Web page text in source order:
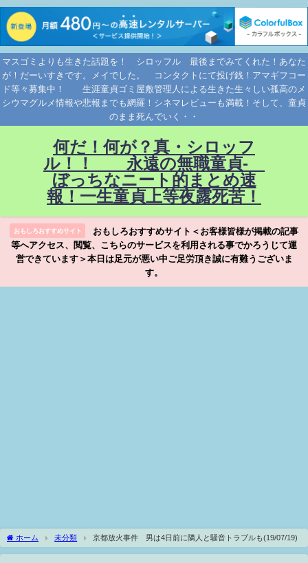
マスゴミよりも生きた話題を！ シロッフル 最後までみてくれた！あなた
が！だーいすきです。メイでした。 コンタクトにて投げ銭！アマギフコー
ド等々募集中！ 生涯童貞ゴミ屋敷管理人による生きた生々しい孤高のメ
シウマグルメ情報や悲報までも網羅！シネマレビューも満載！そして、童貞
のまま死んでいく・・
何だ！何が？真・シロッフ
ル！！ 永遠の無職童貞-
ぼっちなニート的まとめ速
報！一生童貞上等夜露死苦！
おもしろおすすめサイト
おもしろおすすめサイト＜お客様皆様が掲載の記事
等へアクセス、閲覧、こちらのサービスを利用される事でかろうじて運
営できています＞本日は足元が悪い中ご足労頂き誠に有難うございま
す。
ホーム 未分類 京都放火事件 男は4日前に隣人と騒音トラブルも(19/07/19)